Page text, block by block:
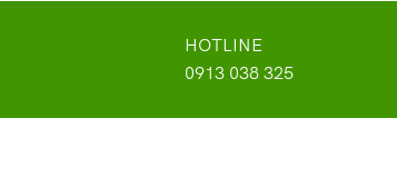
HOTLINE
0913 038 325